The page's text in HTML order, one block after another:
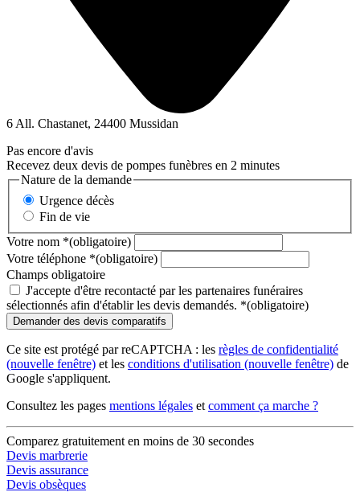
6 All. Chastanet, 24400 Mussidan
Pas encore d'avis
Recevez deux devis de pompes funèbres en 2 minutes
Nature de la demande
Urgence décès
Fin de vie
Votre nom *(obligatoire)
Votre téléphone *(obligatoire)
Champs obligatoire
J'accepte d'être recontacté par les partenaires funéraires
sélectionnés afin d'établir les devis demandés. *(obligatoire)
Ce site est protégé par reCAPTCHA : les règles de confidentialité
(nouvelle fenêtre) et les conditions d'utilisation (nouvelle fenêtre) de
Google s'appliquent.
Consultez les pages mentions légales et comment ça marche ?
Comparez gratuitement en moins de 30 secondes
Devis marbrerie
Devis assurance
Devis obsèques